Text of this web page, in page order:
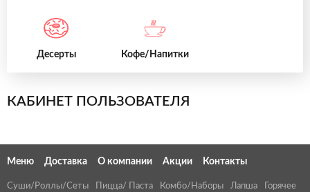
Десерты Кофе/Напитки
КАБИНЕТ ПОЛЬЗОВАТЕЛЯ
Меню Доставка О компании Акции Контакты
Суши/Роллы/Сеты Пицца/ Паста Комбо/Наборы Лапша
Горячее